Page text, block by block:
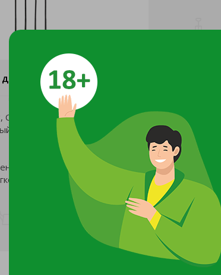
ДОКУМЕНТЫ И СЕРТИФИКАТЫ
Сертификция- информациноое письмо №3200П/
центр сдандартизации, метрологии и
сельскохозяйственных и садово-огородных
удерживать и перемещать объемные